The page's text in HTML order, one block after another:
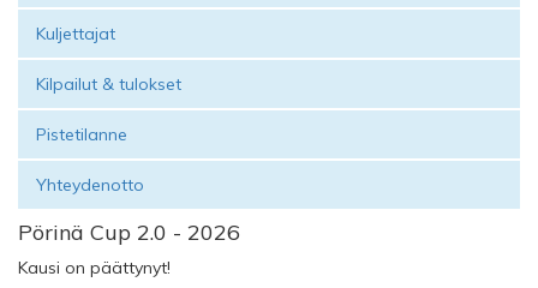
Kuljettajat
Kilpailut & tulokset
Pistetilanne
Yhteydenotto
Pörinä Cup 2.0 - 2026
Kausi on päättynyt!